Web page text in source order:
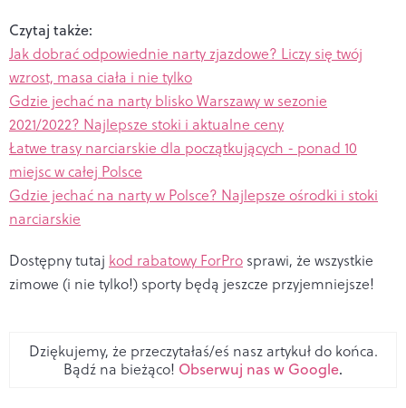
Czytaj także:
Jak dobrać odpowiednie narty zjazdowe? Liczy się twój
wzrost, masa ciała i nie tylko
Gdzie jechać na narty blisko Warszawy w sezonie
2021/2022? Najlepsze stoki i aktualne ceny
Łatwe trasy narciarskie dla początkujących - ponad 10
miejsc w całej Polsce
Gdzie jechać na narty w Polsce? Najlepsze ośrodki i stoki
narciarskie
Dostępny tutaj kod rabatowy ForPro sprawi, że wszystkie
zimowe (i nie tylko!) sporty będą jeszcze przyjemniejsze!
Dziękujemy, że przeczytałaś/eś nasz artykuł do końca.
Bądź na bieżąco! Obserwuj nas w Google.